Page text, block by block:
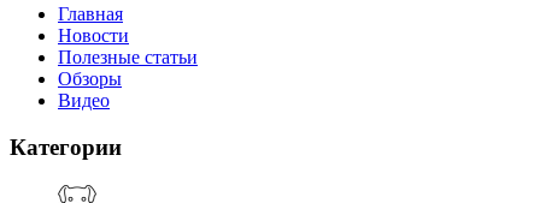
Главная
Новости
Полезные статьи
Обзоры
Видео
Категории